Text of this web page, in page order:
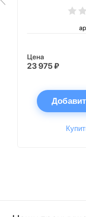
Цена
23 975 ₽